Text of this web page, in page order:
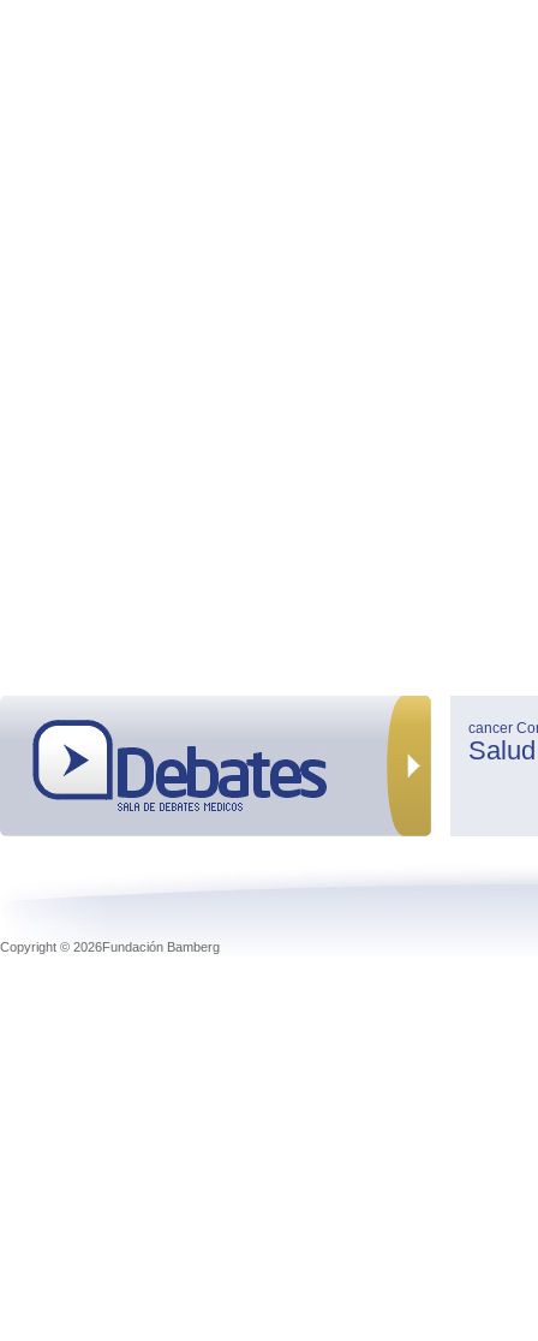
cancer
Salud
Copyright © 2026Fundación Bamberg